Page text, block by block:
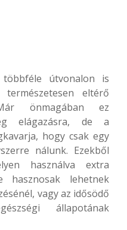
útvonalon is
eltérő
önmagában ez
elágazásra, de a
hogy csak egy
nálunk. Ezekből
használva extra
hasznosak lehetnek
vagy az idősödő
állapotának